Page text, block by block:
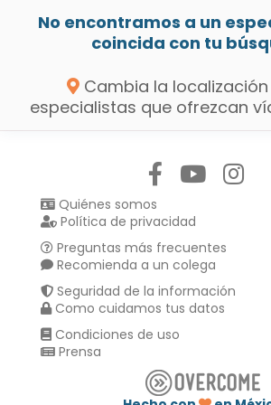
No encontramos a un
coincida con tu
Cambia la
especialistas que ofrezcan
Quiénes somos
Política de privacidad
Preguntas más frecuentes
Recomienda a un colega
Seguridad de la información
Como cuidamos tus datos
Condiciones de uso
Prensa